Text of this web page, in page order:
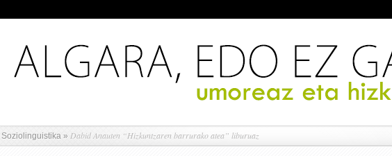
Soziolinguistika » Dabid Anauten “Hizkuntzaren barrurako atea” liburuaz